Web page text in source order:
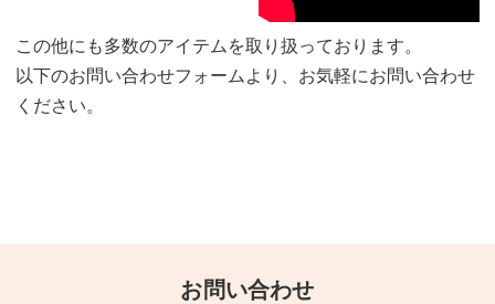
この他にも多数のアイテムを取り扱っております。
以下のお問い合わせフォームより、お気軽にお問い合わせ
ください。
お問い合わせ